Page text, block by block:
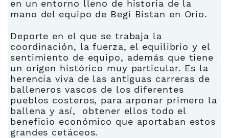
en un entorno lleno de historia de la
mano del equipo de Begi Bistan en Orio.
Deporte en el que se trabaja la
coordinación, la fuerza, el equilibrio y el
sentimiento de equipo, además que tiene
un origen histórico muy particular. Es la
herencia viva de las antiguas carreras de
balleneros vascos de los diferentes
pueblos costeros, para arponar primero la
ballena y así, obtener ellos todo el
beneficio económico que aportaban estos
grandes cetáceos.